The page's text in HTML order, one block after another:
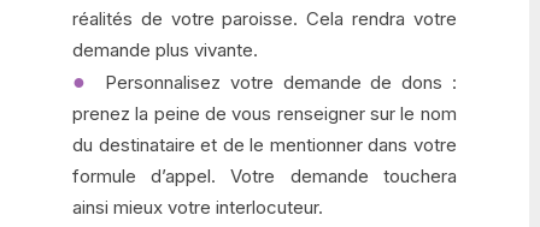
réalités de votre paroisse. Cela rendra votre
demande plus vivante.
Personnalisez votre demande de dons :
prenez la peine de vous renseigner sur le nom
du destinataire et de le mentionner dans votre
formule d’appel. Votre demande touchera
ainsi mieux votre interlocuteur.